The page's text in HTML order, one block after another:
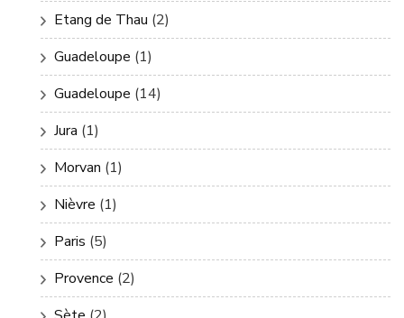
Etang de Thau (2)
Guadeloupe (1)
Guadeloupe (14)
Jura (1)
Morvan (1)
Nièvre (1)
Paris (5)
Provence (2)